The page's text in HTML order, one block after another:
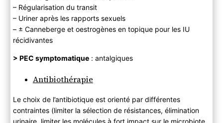
– Régularisation du transit
– Uriner après les rapports sexuels
– ± Canneberge et oestrogènes en topique pour les IU
récidivantes
> PEC symptomatique: antalgiques
Antibiothérapie
Le choix de l’antibiotique est orienté par différentes
contraintes (limiter la sélection de résistances, élimination
urinaire, limiter les molécules à fort impact sur le microbiote